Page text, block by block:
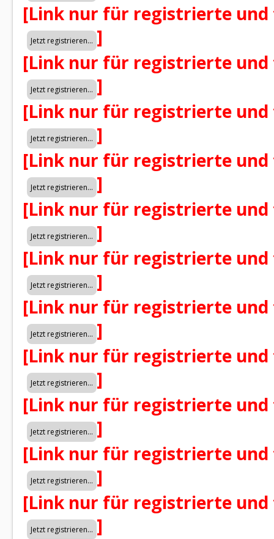
[Link nur für registrierte
]
[Link nur für registrierte
]
[Link nur für registrierte
]
[Link nur für registrierte
]
[Link nur für registrierte
]
[Link nur für registrierte
]
[Link nur für registrierte
]
[Link nur für registrierte
]
[Link nur für registrierte
]
[Link nur für registrierte
]
[Link nur für registrierte
]